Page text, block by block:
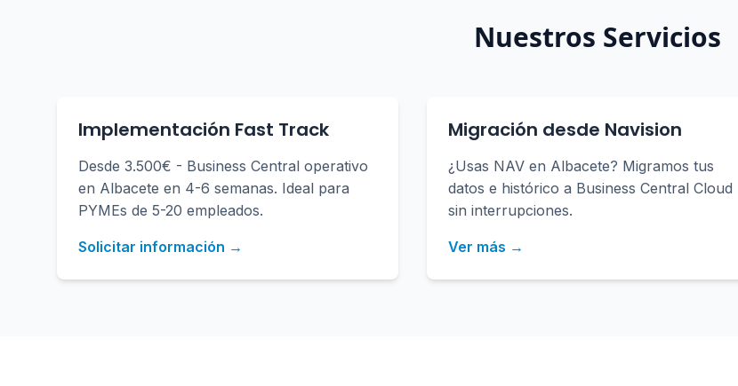
Nuestros Servicios
Implementación Fast Track
Desde 3.500€ - Business Central operativo
en Albacete en 4-6 semanas. Ideal para
PYMEs de 5-20 empleados.
Solicitar información →
Migración desde Navision
¿Usas NAV en Albacete? Migramos tus
datos e histórico a Business Central Cloud
sin interrupciones.
Ver más →